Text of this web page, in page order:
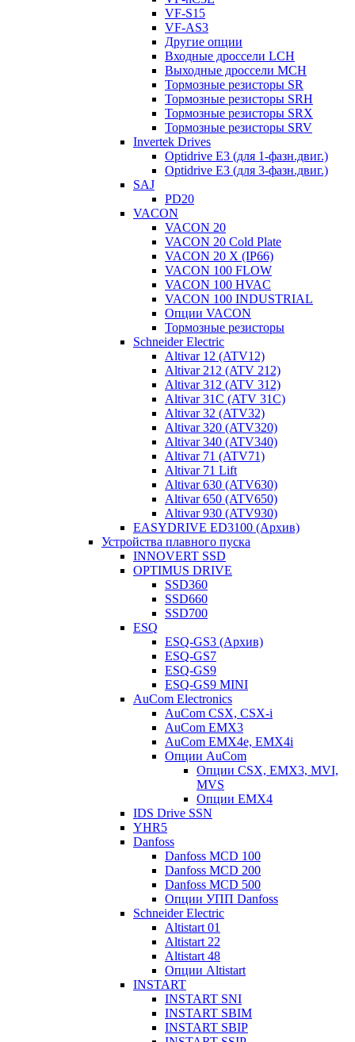
VF-S15
VF-AS3
Другие опции
Входные дроссели LCH
Выходные дроссели MCH
Тормозные резисторы SR
Тормозные резисторы SRH
Тормозные резисторы SRX
Тормозные резисторы SRV
Invertek Drives
Optidrive E3 (для 1-фазн.двиг.)
Optidrive E3 (для 3-фазн.двиг.)
SAJ
PD20
VACON
VACON 20
VACON 20 Cold Plate
VACON 20 X (IP66)
VACON 100 FLOW
VACON 100 HVAC
VACON 100 INDUSTRIAL
Опции VACON
Тормозные резисторы
Schneider Electric
Altivar 12 (ATV12)
Altivar 212 (ATV 212)
Altivar 312 (ATV 312)
Altivar 31C (ATV 31C)
Altivar 32 (ATV32)
Altivar 320 (ATV320)
Altivar 340 (ATV340)
Altivar 71 (ATV71)
Altivar 71 Lift
Altivar 630 (ATV630)
Altivar 650 (ATV650)
Altivar 930 (ATV930)
EASYDRIVE ED3100 (Архив)
Устройства плавного пуска
INNOVERT SSD
OPTIMUS DRIVE
SSD360
SSD660
SSD700
ESQ
ESQ-GS3 (Архив)
ESQ-GS7
ESQ-GS9
ESQ-GS9 MINI
AuCom Electronics
AuCom CSX, CSX-i
AuCom EMX3
AuCom EMX4e, EMX4i
Опции AuCom
Опции CSX, EMX3, MVI,
MVS
Опции EMX4
IDS Drive SSN
YHR5
Danfoss
Danfoss MCD 100
Danfoss MCD 200
Danfoss MCD 500
Опции УПП Danfoss
Schneider Electric
Altistart 01
Altistart 22
Altistart 48
Опции Altistart
INSTART
INSTART SNI
INSTART SBIM
INSTART SBIP